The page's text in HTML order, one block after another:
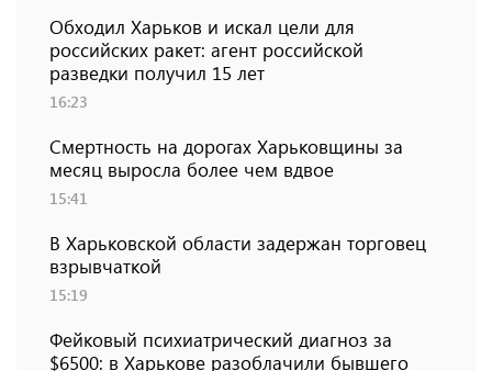
Обходил Харьков и искал цели для
российских ракет: агент российской
разведки получил 15 лет
16:23
Смертность на дорогах Харьковщины за
месяц выросла более чем вдвое
15:41
В Харьковской области задержан торговец
взрывчаткой
15:19
Фейковый психиатрический диагноз за
$6500: в Харькове разоблачили бывшего